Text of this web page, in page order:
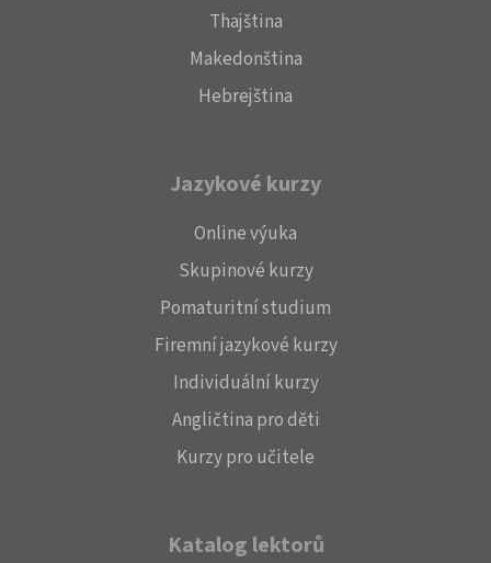
Thajština
Makedonština
Hebrejština
Jazykové kurzy
Online výuka
Skupinové kurzy
Pomaturitní studium
Firemní jazykové kurzy
Individuální kurzy
Angličtina pro děti
Kurzy pro učitele
Katalog lektorů